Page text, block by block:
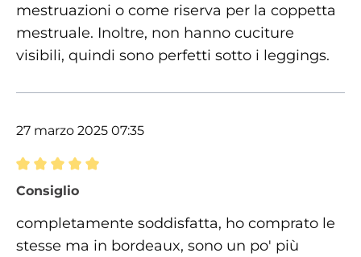
mestruazioni o come riserva per la coppetta
mestruale. Inoltre, non hanno cuciture
visibili, quindi sono perfetti sotto i leggings.
27 marzo 2025 07:35
Recensione con valutazione di 5 su 5 stelle
Consiglio
completamente soddisfatta, ho comprato le
stesse ma in bordeaux, sono un po' più